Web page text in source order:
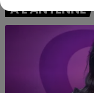
A L'ANTENNE